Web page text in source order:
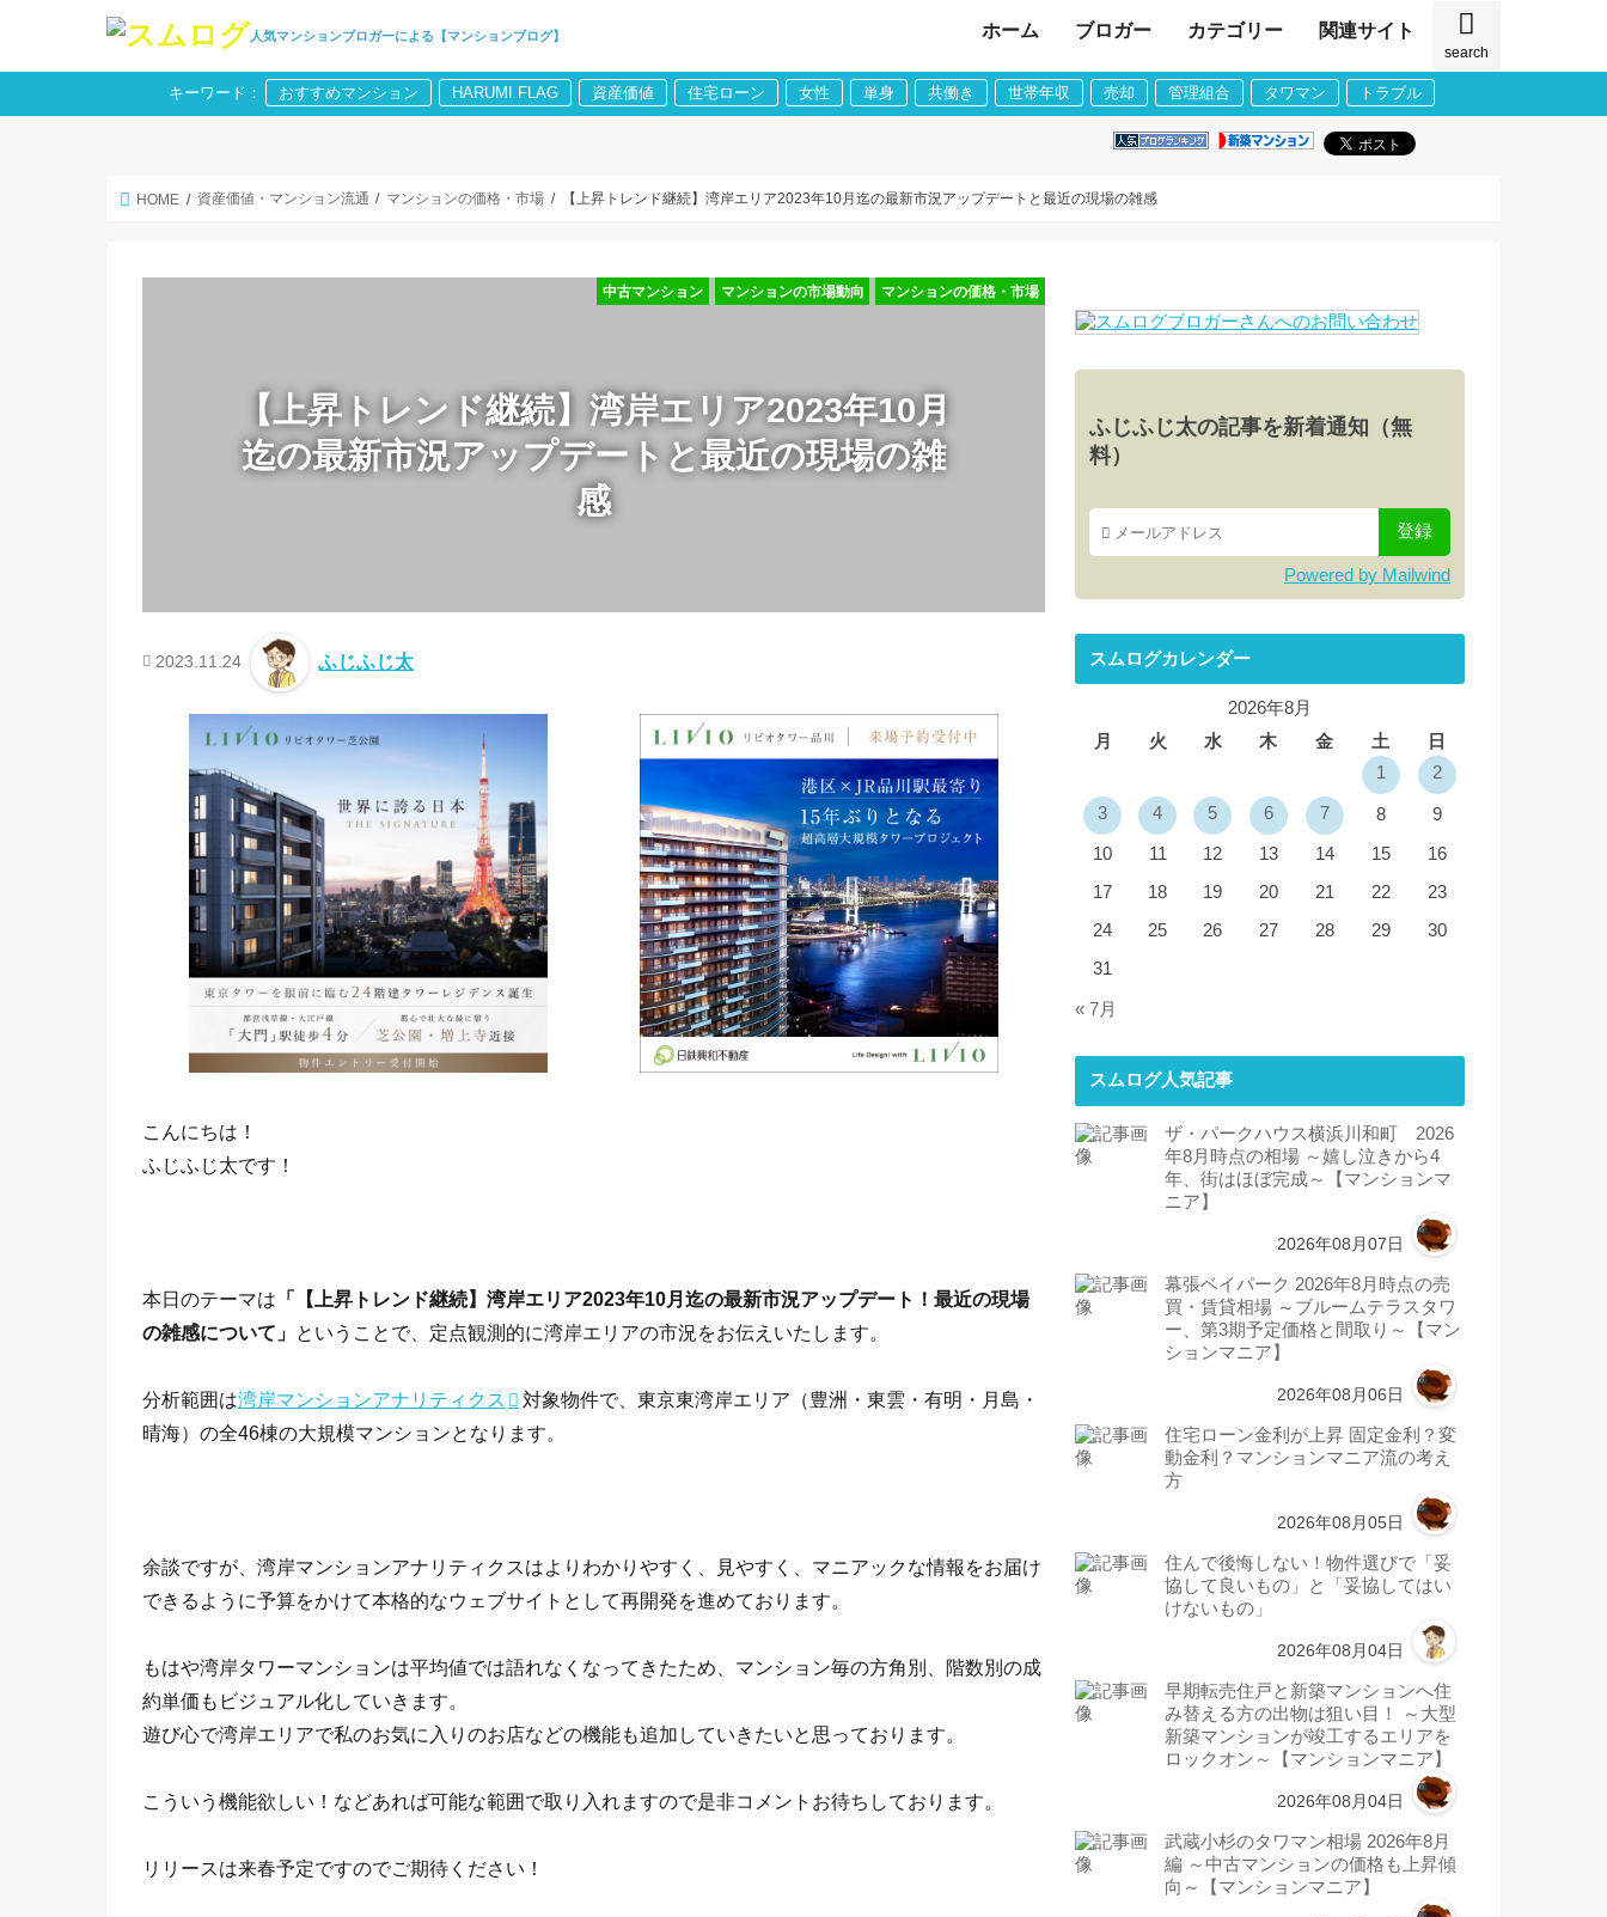
人気マンションブロガーによる【マンションブログ】
search
ホーム ブロガー カテゴリー 関連サイト
キーワード： おすすめマンション HARUMI FLAG 資産価値 住宅ローン 女性 単身 共働き 世帯年収 売却 管理組合 タワマン トラブル
HOME 資産価値・マンション流通 マンションの価格・市場 【上昇トレンド継続】湾岸エリア2023年10月迄の最新市況アップデートと最近の現場の雑感
【上昇トレンド継続】湾岸エリア2023年10月
迄の最新市況アップデートと最近の現場の雑
感
マンションの価格・市場
マンションの市場動向
中古マンション
2023.11.24 ふじふじ太
こんにちは！
ふじふじ太です！
本日のテーマは 「【上昇トレンド継続】湾岸エリア2023年10月迄の最新市況アップデート！最近の現場
の雑感について 」 ということで、定点観測的に湾岸エリアの市況をお伝えいたします。
分析範囲は湾岸マンションアナリティクス
対象物件で、東京東湾岸エリア（豊洲・東雲・有明・月島・
晴海）の全46棟の大規模マンションとなります。
余談ですが、湾岸マンションアナリティクスはよりわかりやすく、見やすく、マニアックな情報をお届け
できるように予算をかけて本格的なウェブサイトとして再開発を進めております。
もはや湾岸タワーマンションは平均値では語れなくなってきたため、マンション毎の方角別、階数別の成
約単価もビジュアル化していきます。
遊び心で湾岸エリアで私のお気に入りのお店などの機能も追加していきたいと思っております。
こういう機能欲しい！などあれば可能な範囲で取り入れますので是非コメントお待ちしております。
リリースは来春予定ですのでご期待ください！
ふじふじ太の記事を新着通知（無
料）
Powered by Mailwind
スムログカレンダー
2026年8月
月
火 水 木 金 土
日
1
2
3 4 5 6 7 8 9
10 11 12 13 14 15
16
17
18 19 20 21 22
23
24
25 26 27 28 29
30
31
« 7月
スムログ人気記事
ザ・パークハウス横浜川和町 2026
年8月時点の相場 ～嬉し泣きから4
年、街はほぼ完成～【マンションマ
ニア】
2026年08月07日
幕張ベイパーク 2026年8月時点の売
買・賃貸相場 ～ブルームテラスタワ
ー、第3期予定価格と間取り～【マン
ションマニア】
2026年08月06日
住宅ローン金利が上昇 固定金利？変
動金利？マンションマニア流の考え
方
2026年08月05日
住んで後悔しない！物件選びで「妥
協して良いもの」と「妥協してはい
けないもの」
2026年08月04日
早期転売住戸と新築マンションへ住
み替える方の出物は狙い目！ ～大型
新築マンションが竣工するエリアを
ロックオン～【マンションマニア】
2026年08月04日
武蔵小杉のタワマン相場 2026年8月
編 ～中古マンションの価格も上昇傾
向～【マンションマニア】